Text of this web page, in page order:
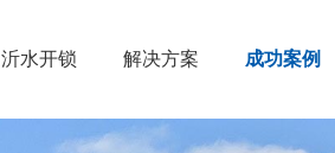
沂水开锁 解决方案 成功案例